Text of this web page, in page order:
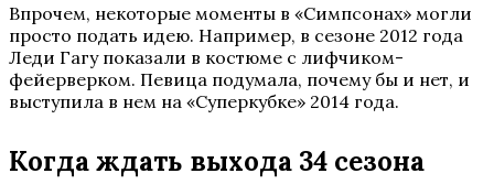
Впрочем, некоторые моменты в «Симпсонах» могли
просто подать идею. Например, в сезоне 2012 года
Леди Гагу показали в костюме с лифчиком-
фейерверком. Певица подумала, почему бы и нет, и
выступила в нем на «Суперкубке» 2014 года.
Когда ждать выхода 34 сезона